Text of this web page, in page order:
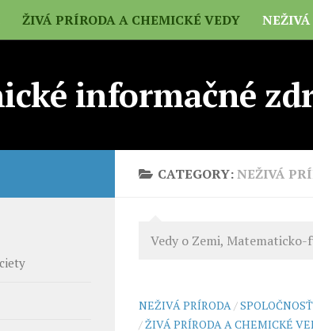
ŽIVÁ PRÍRODA A CHEMICKÉ VEDY
informačné
CATEGORY:NEŽIVÁ
Vedy o Zemi, Matematicko-
NEŽIVÁ PRÍRODA/
/ŽIVÁ PRÍRODA A CHEMICKÉ